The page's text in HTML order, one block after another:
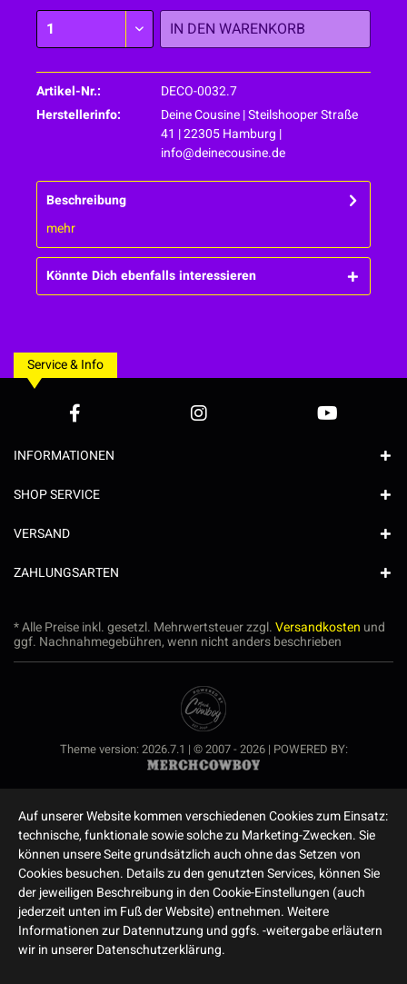
IN DEN WARENKORB
Artikel-Nr.:
DECO-0032.7
Herstellerinfo:
Deine Cousine | Steilshooper Straße
41 | 22305 Hamburg |
info@deinecousine.de
Beschreibung
mehr
Könnte Dich ebenfalls interessieren
Service & Info
INFORMATIONEN
SHOP SERVICE
VERSAND
ZAHLUNGSARTEN
* Alle Preise inkl. gesetzl. Mehrwertsteuer zzgl.Versandkosten und
ggf. Nachnahmegebühren, wenn nicht anders beschrieben
Theme version: 2026.7.1 | © 2007 - 2026 | POWERED BY:
Auf unserer Website kommen verschiedenen Cookies zum Einsatz:
technische, funktionale sowie solche zu Marketing-Zwecken. Sie
können unsere Seite grundsätzlich auch ohne das Setzen von
Cookies besuchen. Details zu den genutzten Services, können Sie
der jeweiligen Beschreibung in den Cookie-Einstellungen (auch
jederzeit unten im Fuß der Website) entnehmen. Weitere
Informationen zur Datennutzung und ggfs. -weitergabe erläutern
wir in unserer Datenschutzerklärung.